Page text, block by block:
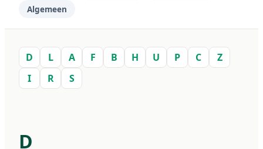
Algemeen
D L A F B H U P C
Z
I
R S
D